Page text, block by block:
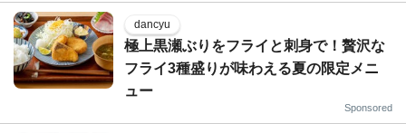
dancyu
極上黒瀬ぶりをフライと刺身で！贅沢な
フライ3種盛りが味わえる夏の限定メニ
ュー
Sponsored